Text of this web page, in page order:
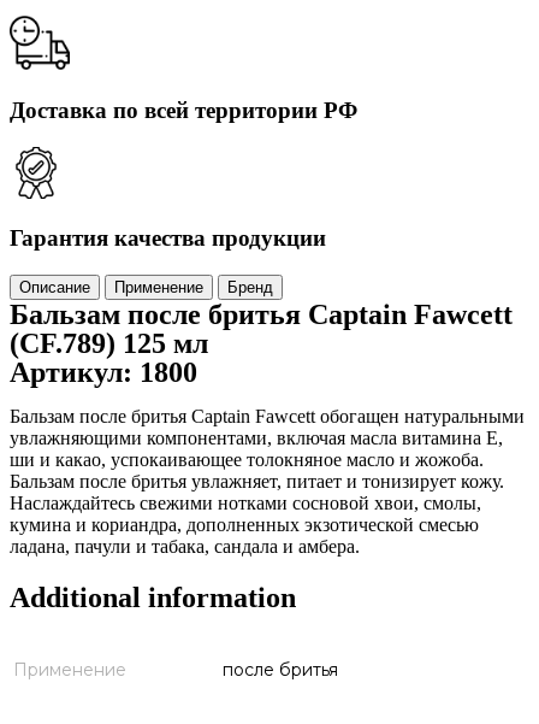
Доставка по всей территории РФ
Гарантия качества продукции
Описание Применение Бренд
Бальзам после бритья Captain Fawcett
(CF.789) 125 мл
Артикул: 1800
Бальзам после бритья Captain Fawcett обогащен натуральными
увлажняющими компонентами, включая масла витамина Е,
ши и какао, успокаивающее толокняное масло и жожоба.
Бальзам после бритья увлажняет, питает и тонизирует кожу.
Наслаждайтесь свежими нотками сосновой хвои, смолы,
кумина и кориандра, дополненных экзотической смесью
ладана, пачули и табака, сандала и амбера.
Additional information
Применение после бритья